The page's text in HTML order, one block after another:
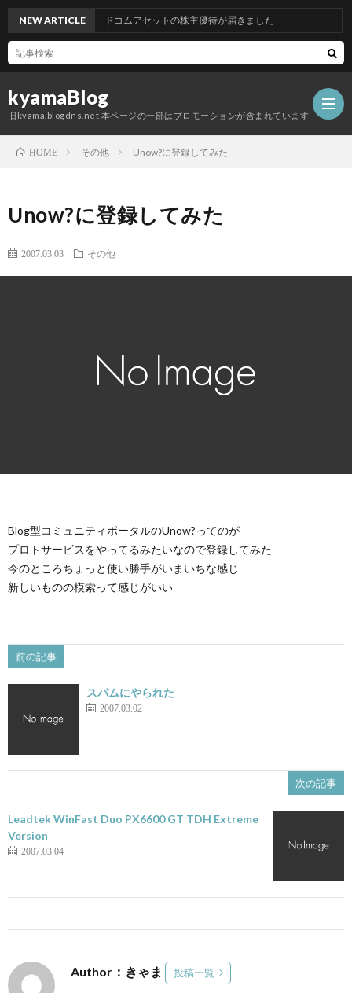
kyamaBlog
旧kyama.blogdns.net 本ページの一部はプロモーションが含まれています
NEW ARTICLEグッドコムアセットの株主優待が届きました
HOME その他 Unow?に登録してみた
Unow?に登録してみた
2007.03.03 その他
Blog型コミュニティポータルのUnow?ってのが
プロトサービスをやってるみたいなので登録してみた
今のところちょっと使い勝手がいまいちな感じ
新しいものの模索って感じがいい
前の記事
スパムにやられた
2007.03.02
次の記事
Leadtek WinFast Duo PX6600 GT TDH Extreme
Version
2007.03.04
Author：きゃま 投稿一覧